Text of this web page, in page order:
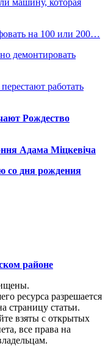
на 100 или 200…
демонтировать
работать
Рождество
Адама Міцкевіча
со дня рождения
районе
ресурса разрешается
страницу статьи.
взяты с открытых
все права на